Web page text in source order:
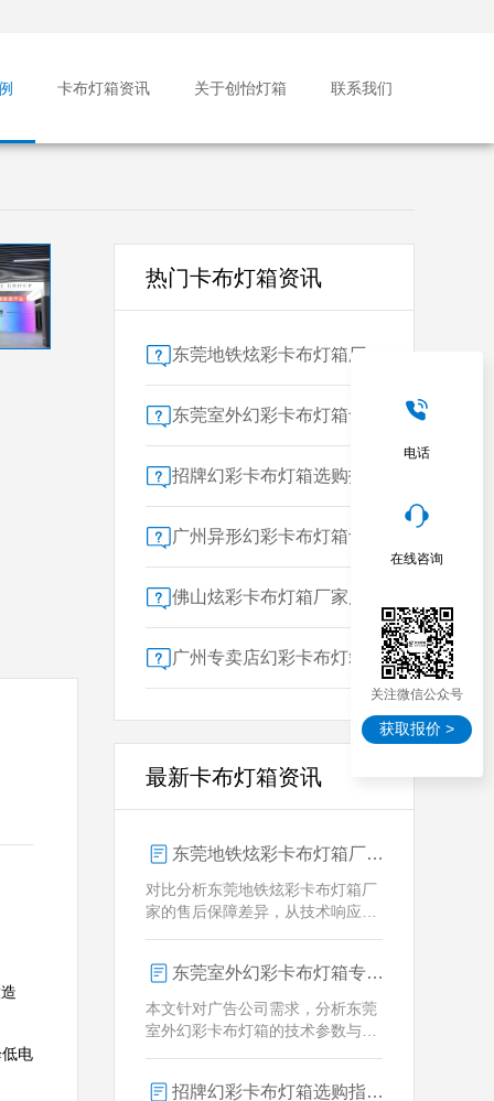
卡布灯箱资讯 关于创怡灯箱 联系我们
电
热门卡布灯箱资讯
广州专卖店幻彩卡布灯箱选购指南：一位广告总监的售后保障启示录
最新卡布灯箱资讯
东莞地铁炫彩卡布灯箱厂家售后保障对比指南：广告公司选型核心要素解析
对比分析东莞地铁炫彩卡布灯箱厂
家的售后保障差异，从技术响应、
在动态效果与全天候耐用性上的专
业解决方案。
东莞室外幻彩卡布灯箱专业供应商技术解析
本文针对广告公司需求，分析东莞
室外幻彩卡布灯箱的技术参数与定
招牌幻彩卡布灯箱选购指南：广州广告公司专业视角
电话
在线咨询
关注微信公众号
获取报价 >